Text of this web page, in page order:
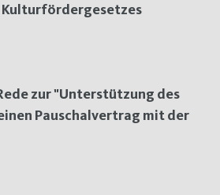
Kulturfördergesetzes
zur "Unterstützung des
Pauschalvertrag mit der